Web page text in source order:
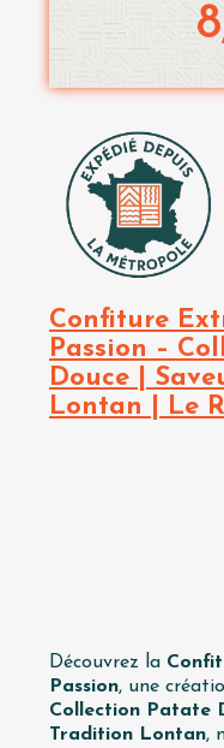
Confiture
Passion –
Douce |
Lontan | Le
Découvrez la
Passion, une
Collection Patate
Tradition Lontan,